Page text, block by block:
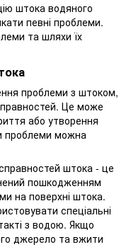
штока водяного
певні проблеми.
та шляхи їх
проблеми з штоком,
Це може
або утворення
проблеми можна
штока - це
пошкодженням
на поверхні штока.
спеціальні
з водою. Якщо
джерело та вжити